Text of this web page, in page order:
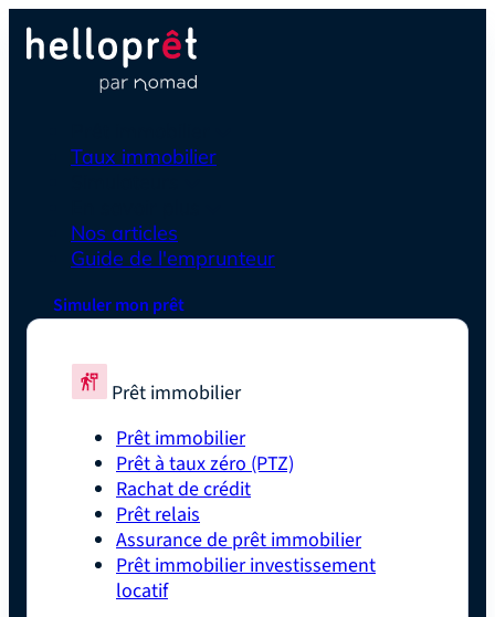
Taux immobilier
Nos articles
Guide de l'emprunteur
Simuler mon prêt
Prêt immobilier
Prêt immobilier
Prêt à taux zéro (PTZ)
Rachat de crédit
Prêt relais
Assurance de prêt immobilier
Prêt immobilier investissement
locatif